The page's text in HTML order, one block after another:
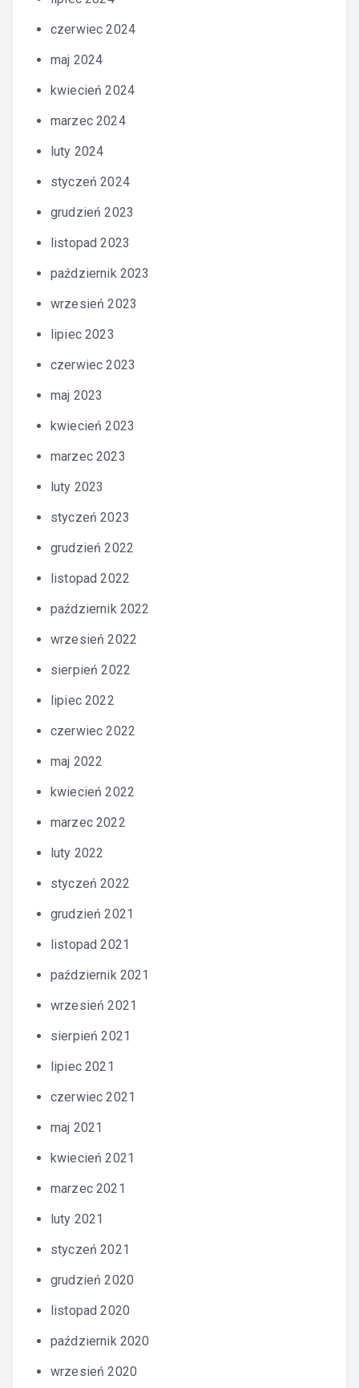
czerwiec 2024
maj 2024
kwiecień 2024
marzec 2024
luty 2024
styczeń 2024
grudzień 2023
listopad 2023
październik 2023
wrzesień 2023
lipiec 2023
czerwiec 2023
maj 2023
kwiecień 2023
marzec 2023
luty 2023
styczeń 2023
grudzień 2022
listopad 2022
październik 2022
wrzesień 2022
sierpień 2022
lipiec 2022
czerwiec 2022
maj 2022
kwiecień 2022
marzec 2022
luty 2022
styczeń 2022
grudzień 2021
listopad 2021
październik 2021
wrzesień 2021
sierpień 2021
lipiec 2021
czerwiec 2021
maj 2021
kwiecień 2021
marzec 2021
luty 2021
styczeń 2021
grudzień 2020
listopad 2020
październik 2020
wrzesień 2020